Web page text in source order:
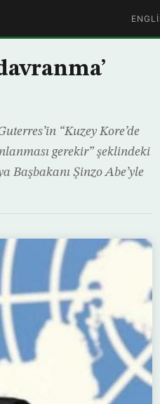
“Kuzey Kore’de
gerekir” şeklindeki
Başbakanı Şinzo Abe’yle